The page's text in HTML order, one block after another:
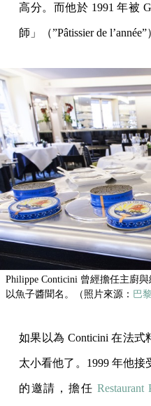
高分。而他於 1991 年被
師」（”Pâtissier de l’année”
Philippe Conticini 曾經擔任主廚與
以魚子醬聞名。（照片來源： 巴
如果以為 Conticini 在法
太小看他了。1999 年他接
的邀請，擔任Restaurant